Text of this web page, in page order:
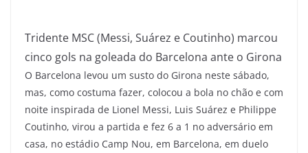
Tridente MSC (Messi, Suárez e Coutinho) marcou
cinco gols na goleada do Barcelona ante o Girona
O Barcelona levou um susto do Girona neste sábado,
mas, como costuma fazer, colocou a bola no chão e com
noite inspirada de Lionel Messi, Luis Suárez e Philippe
Coutinho, virou a partida e fez 6 a 1 no adversário em
casa, no estádio Camp Nou, em Barcelona, em duelo